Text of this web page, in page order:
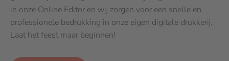
in onze Online Editor en wij zorgen voor een snelle en
professionele bedrukking in onze eigen digitale drukkerij.
Laat het feest maar beginnen!